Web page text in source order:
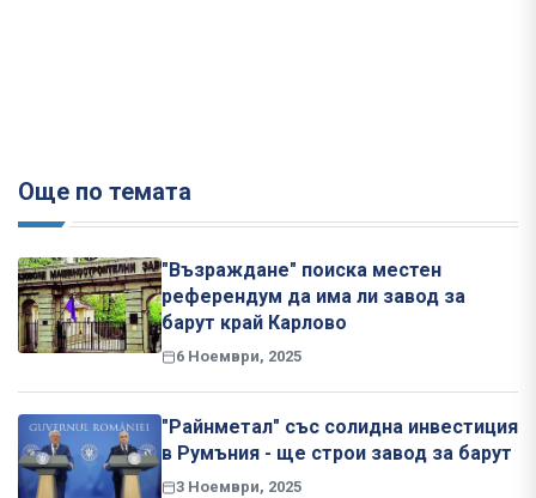
Още по темата
"Възраждане" поиска местен
референдум да има ли завод за
барут край Карлово
6 Ноември, 2025
"Райнметал" със солидна инвестиция
в Румъния - ще строи завод за барут
3 Ноември, 2025